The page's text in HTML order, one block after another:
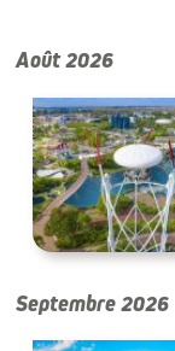
Août 2026
Septembre 2026